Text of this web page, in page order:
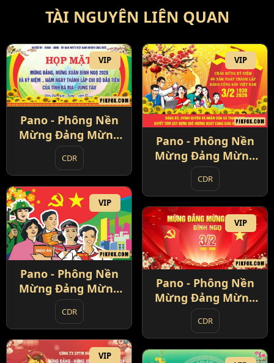
TÀI NGUYÊN LIÊN QUAN
VIP
Pano - Phông Nền
Mừng Đảng Mừng
Xuân 3-2 (6)
CDR
VIP
Pano - Phông Nền
Mừng Đảng Mừng
Xuân 3-2 (8)
CDR
VIP
Pano - Phông Nền
Mừng Đảng Mừng
Xuân 3-2 (1)
CDR
VIP
Pano - Phông Nền
Mừng Đảng Mừng
Xuân 3-2 (2)
CDR
VIP